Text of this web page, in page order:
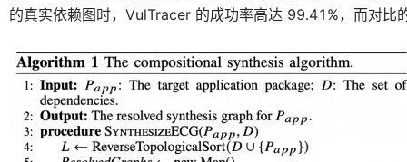
的真实依赖图时，VulTracer 的成功率高达 99.41%，而对比